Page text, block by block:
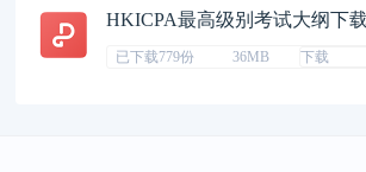
HKICPA最高级别考试大纲下
已下载779份 36MB 下载